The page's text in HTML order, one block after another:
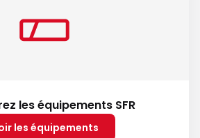
les équipements SFR
les équipements